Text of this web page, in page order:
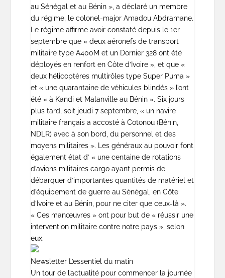
au Sénégal et au Bénin », a déclaré un membre
du régime, le colonel-major Amadou Abdramane.
Le régime affirme avoir constaté depuis le 1er
septembre que « deux aéronefs de transport
militaire type A400M et un Dornier 328 ont été
déployés en renfort en Côte d’Ivoire », et que «
deux hélicoptères multirôles type Super Puma »
et « une quarantaine de véhicules blindés » l’ont
été « à Kandi et Malanville au Bénin ». Six jours
plus tard, soit jeudi 7 septembre, « un navire
militaire français a accosté à Cotonou (Bénin,
NDLR) avec à son bord, du personnel et des
moyens militaires ». Les généraux au pouvoir font
également état d’ « une centaine de rotations
d’avions militaires cargo ayant permis de
débarquer d’importantes quantités de matériel et
d’équipement de guerre au Sénégal, en Côte
d’Ivoire et au Bénin, pour ne citer que ceux-là ».
« Ces manœuvres » ont pour but de « réussir une
intervention militaire contre notre pays », selon
eux.
Newsletter L’essentiel du matin
Un tour de l’actualité pour commencer la journée